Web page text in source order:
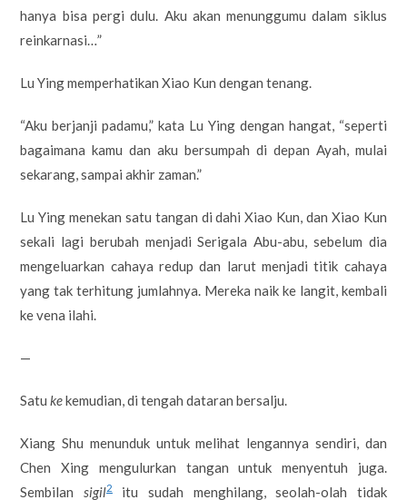
hanya bisa pergi dulu. Aku akan menunggumu dalam siklus
reinkarnasi…”
Lu Ying memperhatikan Xiao Kun dengan tenang.
“Aku berjanji padamu,” kata Lu Ying dengan hangat, “seperti
bagaimana kamu dan aku bersumpah di depan Ayah, mulai
sekarang, sampai akhir zaman.”
Lu Ying menekan satu tangan di dahi Xiao Kun, dan Xiao Kun
sekali lagi berubah menjadi Serigala Abu-abu, sebelum dia
mengeluarkan cahaya redup dan larut menjadi titik cahaya
yang tak terhitung jumlahnya. Mereka naik ke langit, kembali
ke vena ilahi.
—
Satukekemudian, di tengah dataran bersalju.
Xiang Shu menunduk untuk melihat lengannya sendiri, dan
Chen Xing mengulurkan tangan untuk menyentuh juga.
Sembilan sigil2itu sudah menghilang, seolah-olah tidak